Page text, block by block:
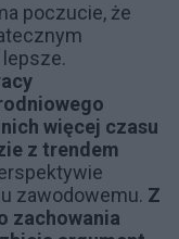
poczucie, że
więcej czasu
z trendem
zawodowemu. Z
zachowania